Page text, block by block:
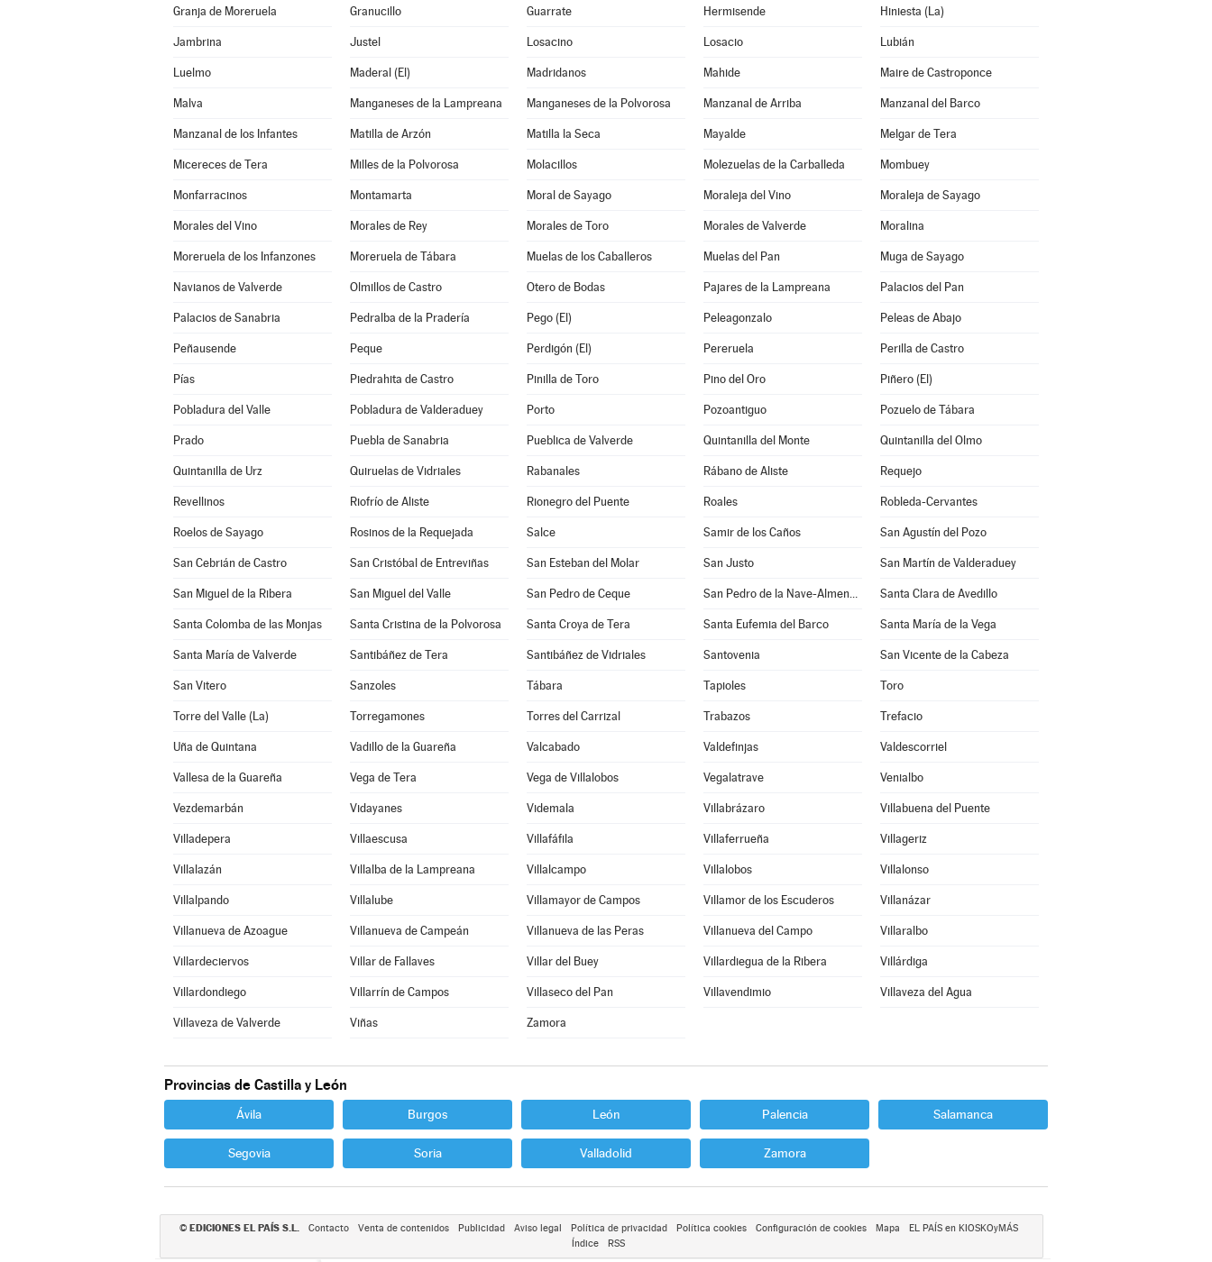
Granja de Moreruela Granucillo Guarrate Hermisende Hiniesta (La)
Jambrina Justel Losacino Losacio Lubián
Luelmo Maderal (El) Madridanos Mahide Maire de Castroponce
Malva Manganeses de la Lampreana Manganeses de la Polvorosa Manzanal de Arriba Manzanal del Barco
Manzanal de los Infantes Matilla de Arzón Matilla la Seca Mayalde Melgar de Tera
Micereces de Tera Milles de la Polvorosa Molacillos Molezuelas de la Carballeda Mombuey
Monfarracinos Montamarta Moral de Sayago Moraleja del Vino Moraleja de Sayago
Morales del Vino Morales de Rey Morales de Toro Morales de Valverde Moralina
Moreruela de los Infanzones Moreruela de Tábara Muelas de los Caballeros Muelas del Pan Muga de Sayago
Navianos de Valverde Olmillos de Castro Otero de Bodas Pajares de la Lampreana Palacios del Pan
Palacios de Sanabria Pedralba de la Pradería Pego (El) Peleagonzalo Peleas de Abajo
Peñausende Peque Perdigón (El) Pereruela Perilla de Castro
Pías Piedrahita de Castro Pinilla de Toro Pino del Oro Piñero (El)
Pobladura del Valle Pobladura de Valderaduey Porto Pozoantiguo Pozuelo de Tábara
Prado Puebla de Sanabria Pueblica de Valverde Quintanilla del Monte Quintanilla del Olmo
Quintanilla de Urz Quiruelas de Vidriales Rabanales Rábano de Aliste Requejo
Revellinos Riofrío de Aliste Rionegro del Puente Roales Robleda-Cervantes
Roelos de Sayago Rosinos de la Requejada Salce Samir de los Caños San Agustín del Pozo
San Cebrián de Castro San Cristóbal de Entreviñas San Esteban del Molar San Justo San Martín de Valderaduey
San Miguel de la Ribera San Miguel del Valle San Pedro de Ceque San Pedro de la Nave-Almendra Santa Clara de Avedillo
Santa Colomba de las Monjas Santa Cristina de la Polvorosa Santa Croya de Tera Santa Eufemia del Barco Santa María de la Vega
Santa María de Valverde Santibáñez de Tera Santibáñez de Vidriales Santovenia San Vicente de la Cabeza
San Vitero Sanzoles Tábara Tapioles Toro
Torre del Valle (La) Torregamones Torres del Carrizal Trabazos Trefacio
Uña de Quintana Vadillo de la Guareña Valcabado Valdefinjas Valdescorriel
Vallesa de la Guareña Vega de Tera Vega de Villalobos Vegalatrave Venialbo
Vezdemarbán Vidayanes Videmala Villabrázaro Villabuena del Puente
Villadepera Villaescusa Villafáfila Villaferrueña Villageriz
Villalazán Villalba de la Lampreana Villalcampo Villalobos Villalonso
Villalpando Villalube Villamayor de Campos Villamor de los Escuderos Villanázar
Villanueva de Azoague Villanueva de Campeán Villanueva de las Peras Villanueva del Campo Villaralbo
Villardeciervos Villar de Fallaves Villar del Buey Villardiegua de la Ribera Villárdiga
Villardondiego Villarrín de Campos Villaseco del Pan Villavendimio Villaveza del Agua
Villaveza de Valverde Viñas Zamora
Provincias de Castilla y León
Ávila Burgos León Palencia Salamanca
Segovia Soria Valladolid Zamora
© EDICIONES EL PAÍS S.L. Contacto Venta de contenidos Publicidad Aviso legal Política de privacidad Política cookies Configuración de cookies Mapa
EL PAÍS en KIOSKOyMÁS
Índice
RSS